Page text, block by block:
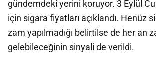
gündemdeki yerini koruyor. 3 Eylül
için sigara fiyatları açıklandı. Henüz
zam yapılmadığı belirtilse de her an
gelebileceğinin sinyali de verildi.